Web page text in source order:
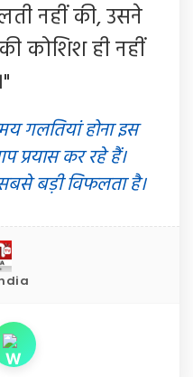
नहीं की, उसने
कोशिश ही नहीं
गलतियां होना इस
प्रयास कर रहे हैं।
बड़ी विफलता है।